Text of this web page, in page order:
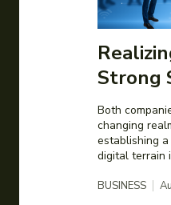
Strong
Both
changing
establishing
digital terrain
BUSINESS